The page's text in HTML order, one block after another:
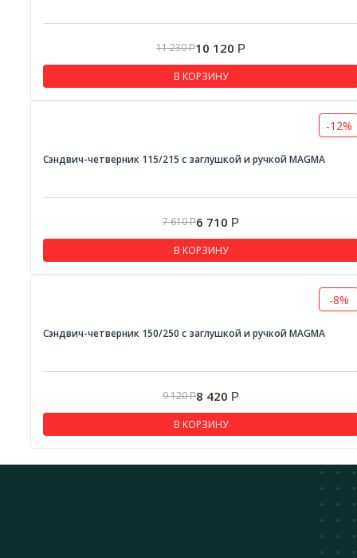
11 230Р10 120 Р
В КОРЗИНУ
-12%
Сэндвич-четверник 115/215 с заглушкой и ручкой MAGMA
7 610Р6 710 Р
В КОРЗИНУ
-8%
Сэндвич-четверник 150/250 с заглушкой и ручкой MAGMA
9 120Р8 420 Р
В КОРЗИНУ